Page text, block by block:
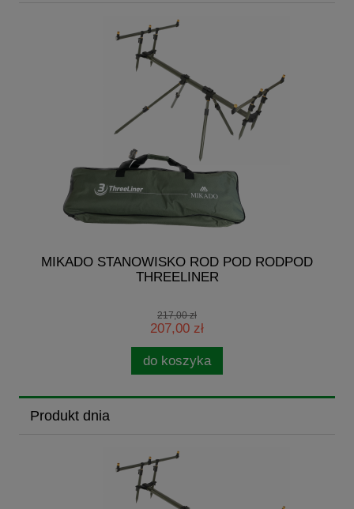
MIKADO STANOWISKO ROD POD RODPOD
THREELINER
217,00 zł
207,00 zł
do koszyka
Produkt dnia